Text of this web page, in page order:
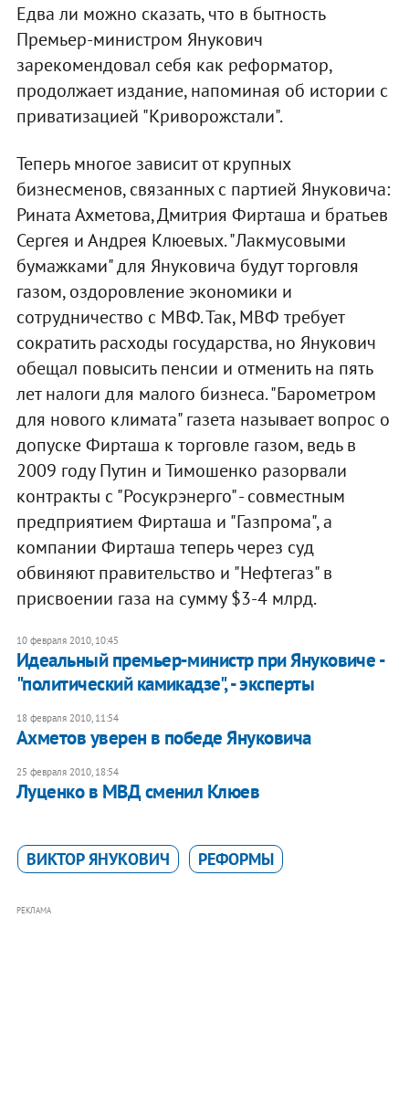
Едва ли можно сказать, что в бытность
Премьер-министром Янукович
зарекомендовал себя как реформатор,
продолжает издание, напоминая об истории с
приватизацией "Криворожстали".
Теперь многое зависит от крупных
бизнесменов, связанных с партией Януковича:
Рината Ахметова, Дмитрия Фирташа и братьев
Сергея и Андрея Клюевых. "Лакмусовыми
бумажками" для Януковича будут торговля
газом, оздоровление экономики и
сотрудничество с МВФ. Так, МВФ требует
сократить расходы государства, но Янукович
обещал повысить пенсии и отменить на пять
лет налоги для малого бизнеса. "Барометром
для нового климата" газета называет вопрос о
допуске Фирташа к торговле газом, ведь в
2009 году Путин и Тимошенко разорвали
контракты с "Росукрэнерго" - совместным
предприятием Фирташа и "Газпрома", а
компании Фирташа теперь через суд
обвиняют правительство и "Нефтегаз" в
присвоении газа на сумму $3-4 млрд.
10 февраля 2010, 10:45
Идеальный премьер-министр при Януковиче -
"политический камикадзе", - эксперты
18 февраля 2010, 11:54
Ахметов уверен в победе Януковича
25 февраля 2010, 18:54
Луценко в МВД сменил Клюев
ВИКТОР ЯНУКОВИЧ РЕФОРМЫ
РЕКЛАМА